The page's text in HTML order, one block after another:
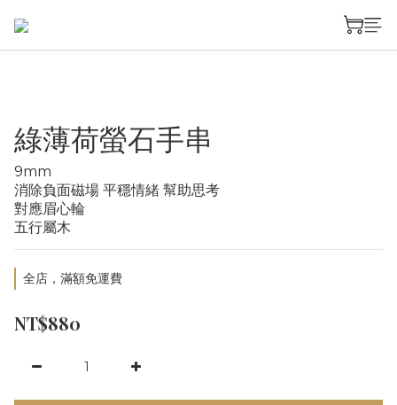
綠薄荷螢石手串
9mm
消除負面磁場 平穩情緒 幫助思考
對應眉心輪
五行屬木
全店，滿額免運費
NT$880